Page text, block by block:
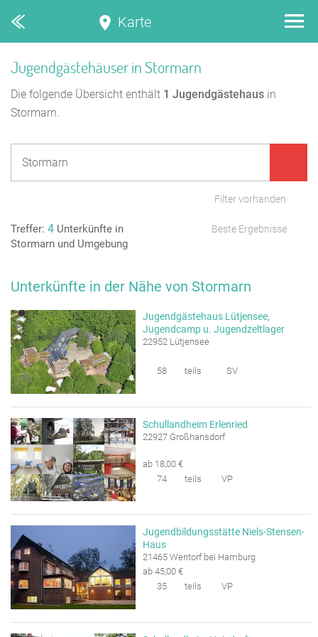
Karte
Jugendgästehäuser in Stormarn
Die folgende Übersicht enthält 1 Jugendgästehaus in
Stormarn.
Filter vorhanden
Treffer: 4 Unterkünfte in
Stormarn und Umgebung
Beste Ergebnisse
Unterkünfte in der Nähe von Stormarn
Jugendgästehaus Lütjensee,
Jugendcamp u. Jugendzeltlager
22952 Lütjensee
58 teils SV
Schullandheim Erlenried
22927 Großhansdorf
ab 18,00 €
74
teils VP
Jugendbildungsstätte Niels-Stensen-
Haus
21465 Wentorf bei Hamburg
ab 45,00 €
35
teils VP